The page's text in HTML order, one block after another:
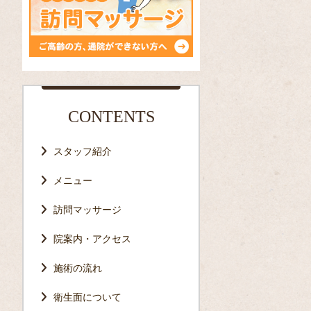
CONTENTS
スタッフ紹介
メニュー
訪問マッサージ
院案内・アクセス
施術の流れ
衛生面について